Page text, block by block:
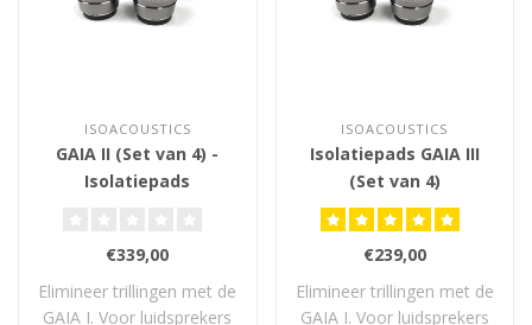
ISOACOUSTICS
GAIA II (Set van 4) -
Isolatiepads
€339,00
Elimineer trillingen met de
GAIA I. Voor luidsprekers
ISOACOUSTICS
Isolatiepads GAIA III
(Set van 4)
€239,00
Elimineer trillingen met de
GAIA I. Voor luidsprekers